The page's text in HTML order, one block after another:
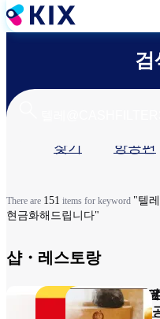
주
요
로
건
검
탭
찾기 항공편
There are 151 items for keyword "텔
현금화해드립니다"
샵・레스토랑​
돈카츠 와
이테이
스키야